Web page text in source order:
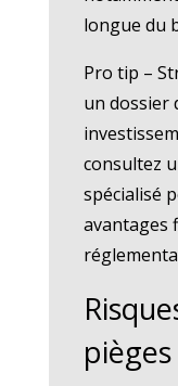
longue du
Pro tip –
un dossier
consultez
spécialisé
avantages